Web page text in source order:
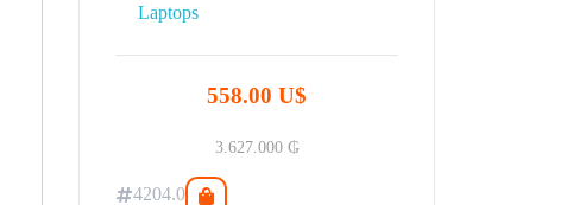
Laptops
558.00 U$
3.627.000 ₲
4204.0